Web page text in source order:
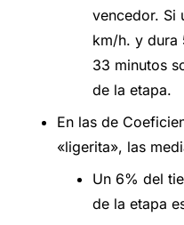
vencedor. Si
km/h. y dura
33 minutos
de la etapa.
En las de
«ligerita», las
Un 6% del
de la etapa